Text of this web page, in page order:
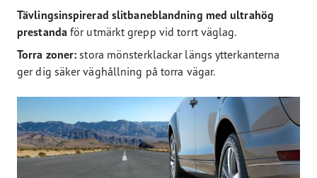
Tävlingsinspirerad slitbaneblandning med ultrahög
prestanda för utmärkt grepp vid torrt väglag.
Torra zoner:stora mönsterklackar längs ytterkanterna
ger dig säker väghållning på torra vägar.